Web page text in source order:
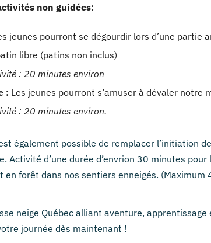
non guidées:
jeunes pourront se dégourdir lors d’une
libre (patins non inclus)
: 20 minutes environ
: Les jeunes pourront s’amuser à dévaler notre
: 20 minutes environ.
également possible de remplacer l’initiation
Activité d’une durée d’envrion 30 minutes pour
en forêt dans nos sentiers enneigés.
neige Québec alliant aventure,
journée dès maintenant !